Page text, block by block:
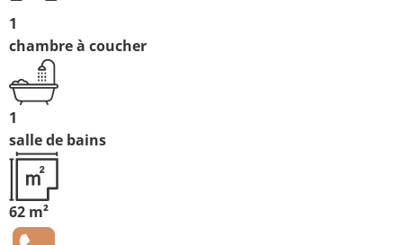
1
chambre à coucher
1
salle de bains
62 m²